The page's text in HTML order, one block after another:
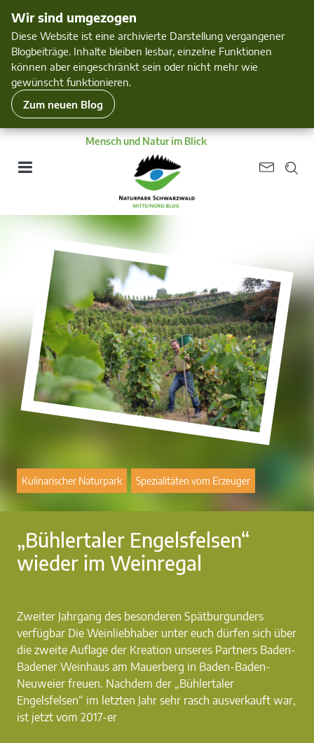
Wir sind umgezogen
Diese Website ist eine archivierte Darstellung vergangener
Blogbeiträge. Inhalte bleiben lesbar, einzelne Funktionen
können aber eingeschränkt sein oder nicht mehr wie
gewünscht funktionieren.
Zum neuen Blog
Mensch und Natur im Blick
„Bühlertaler Engelsfelsen“
wieder im Weinregal
Zweiter Jahrgang des besonderen Spätburgunders
verfügbar Die Weinliebhaber unter euch dürfen sich über
die zweite Auflage der Kreation unseres Partners Baden-
Badener Weinhaus am Mauerberg in Baden-Baden-
Neuweier freuen. Nachdem der „Bühlertaler
Engelsfelsen“ im letzten Jahr sehr rasch ausverkauft war,
ist jetzt vom 2017-er
Kulinarischer Naturpark Spezialitäten vom Erzeuger